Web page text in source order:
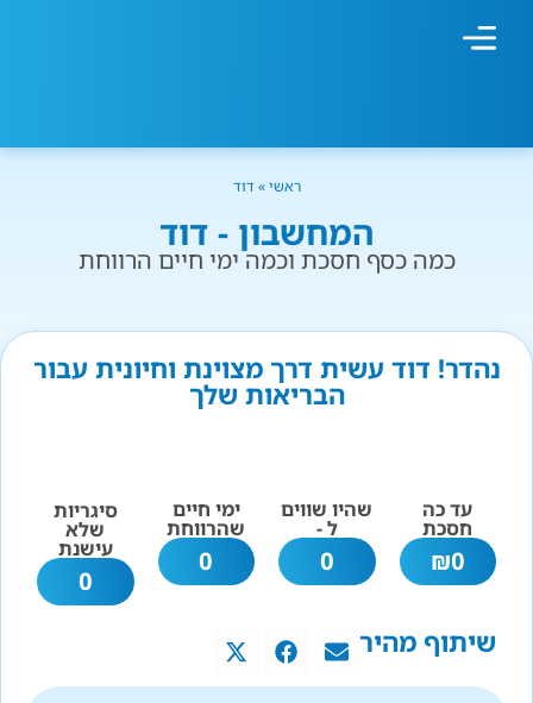
ראשי» דוד
המחשבון - דוד
כמה כסף חסכת וכמה ימי חיים הרווחת
נהדר! דוד עשית דרך מצוינת וחיונית עבור
הבריאות שלך
עד כה
חסכת
0
₪
שהיו שווים
ל -
0
ימי חיים
שהרווחת
0
סיגריות
שלא
עישנת
0
שיתוף מהיר